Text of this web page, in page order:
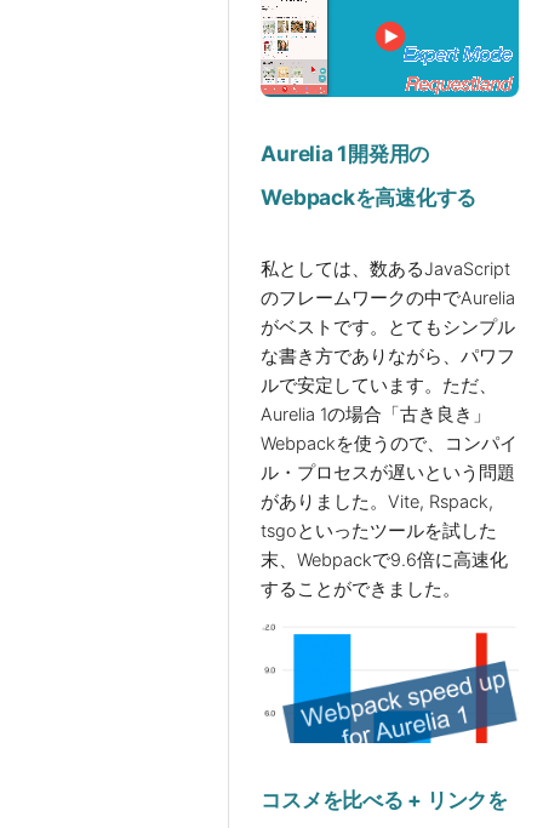
Aurelia 1開発用の
Webpackを高速化する
私としては、数あるJavaScript
のフレームワークの中でAurelia
がベストです。とてもシンプル
な書き方でありながら、パワフ
ルで安定しています。ただ、
Aurelia 1の場合「古き良き」
Webpackを使うので、コンパイ
ル・プロセスが遅いという問題
がありました。Vite, Rspack,
tsgoといったツールを試した
末、Webpackで9.6倍に高速化
することができました。
コスメを比べる + リンクを